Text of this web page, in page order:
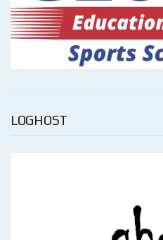
LOGHOST